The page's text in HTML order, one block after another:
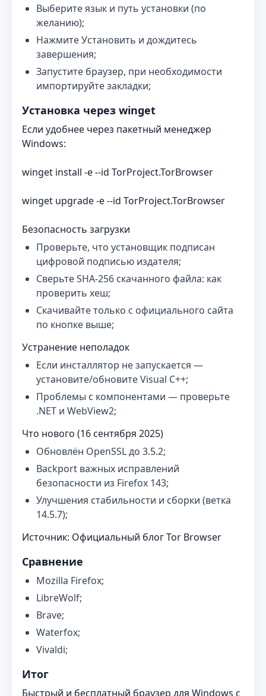
Выберите язык и путь установки (по
желанию);
Нажмите Установить и дождитесь
завершения;
Запустите браузер, при необходимости
импортируйте закладки;
Установка через winget
Если удобнее через пакетный менеджер
Windows:
winget install -e --id TorProject.TorBrowser
winget upgrade -e --id TorProject.TorBrowser
Безопасность загрузки
Проверьте, что установщик подписан
цифровой подписью издателя;
Сверьте SHA‑256 скачанного файла: как
проверить хеш;
Скачивайте только с официального сайта
по кнопке выше;
Устранение неполадок
Если инсталлятор не запускается —
установите/обновите Visual C++;
Проблемы с компонентами — проверьте
.NET и WebView2;
Что нового (16 сентября 2025)
Обновлён OpenSSL до 3.5.2;
Backport важных исправлений
безопасности из Firefox 143;
Улучшения стабильности и сборки (ветка
14.5.7);
Источник: Официальный блог Tor Browser
Сравнение
Mozilla Firefox;
LibreWolf;
Brave;
Waterfox;
Vivaldi;
Итог
Быстрый и бесплатный браузер для Windows с